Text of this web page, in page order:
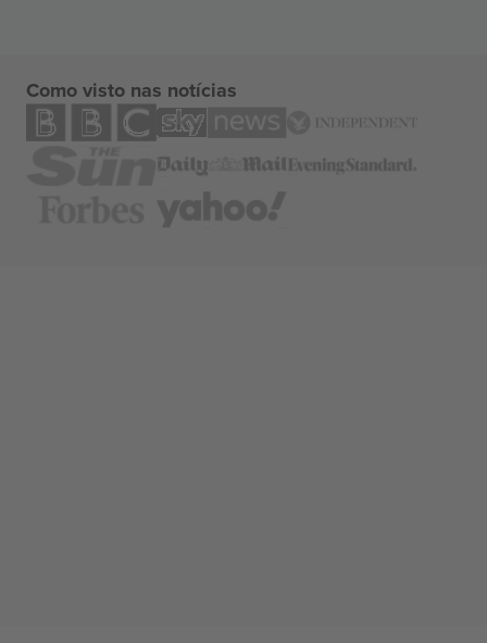
Como visto nas notícias